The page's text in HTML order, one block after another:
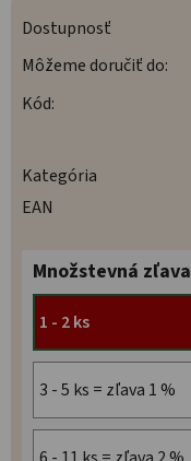
Dostupnosť
Môžeme doručiť do:
Kód:
Kategória
EAN
Množstevná zľava
1 - 2 ks
3 - 5 ks = zľava 1 %